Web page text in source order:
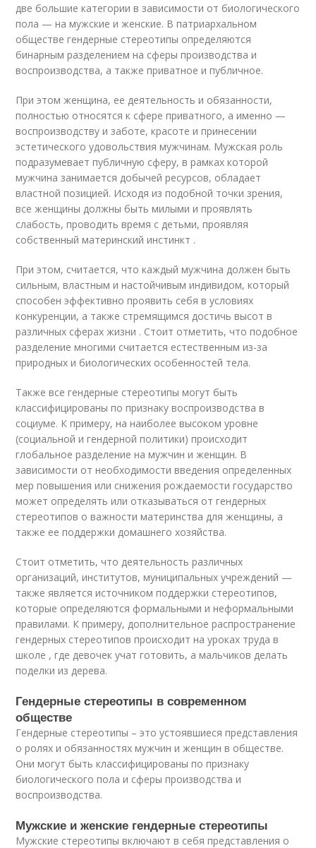
две большие категории в зависимости от биологического
пола — на мужские и женские. В патриархальном
обществе гендерные стереотипы определяются
бинарным разделением на сферы производства и
воспроизводства, а также приватное и публичное.
При этом женщина, ее деятельность и обязанности,
полностью относятся к сфере приватного, а именно —
воспроизводству и заботе, красоте и принесении
эстетического удовольствия мужчинам. Мужская роль
подразумевает публичную сферу, в рамках которой
мужчина занимается добычей ресурсов, обладает
властной позицией. Исходя из подобной точки зрения,
все женщины должны быть милыми и проявлять
слабость, проводить время с детьми, проявляя
собственный материнский инстинкт .
При этом, считается, что каждый мужчина должен быть
сильным, властным и настойчивым индивидом, который
способен эффективно проявить себя в условиях
конкуренции, а также стремящимся достичь высот в
различных сферах жизни . Стоит отметить, что подобное
разделение многими считается естественным из-за
природных и биологических особенностей тела.
Также все гендерные стереотипы могут быть
классифицированы по признаку воспроизводства в
социуме. К примеру, на наиболее высоком уровне
(социальной и гендерной политики) происходит
глобальное разделение на мужчин и женщин. В
зависимости от необходимости введения определенных
мер повышения или снижения рождаемости государство
может определять или отказываться от гендерных
стереотипов о важности материнства для женщины, а
также ее поддержки домашнего хозяйства.
Стоит отметить, что деятельность различных
организаций, институтов, муниципальных учреждений —
также является источником поддержки стереотипов,
которые определяются формальными и неформальными
правилами. К примеру, дополнительное распространение
гендерных стереотипов происходит на уроках труда в
школе , где девочек учат готовить, а мальчиков делать
поделки из дерева.
Гендерные стереотипы в современном
обществе
Гендерные стереотипы – это устоявшиеся представления
о ролях и обязанностях мужчин и женщин в обществе.
Они могут быть классифицированы по признаку
биологического пола и сферы производства и
воспроизводства.
Мужские и женские гендерные стереотипы
Мужские стереотипы включают в себя представления о